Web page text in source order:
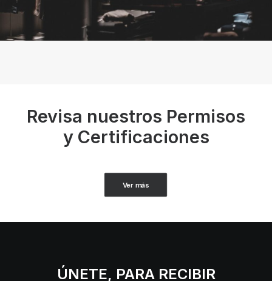
Revisa nuestros Permisos
y Certificaciones
Ver más
ÚNETE, PARA RECIBIR